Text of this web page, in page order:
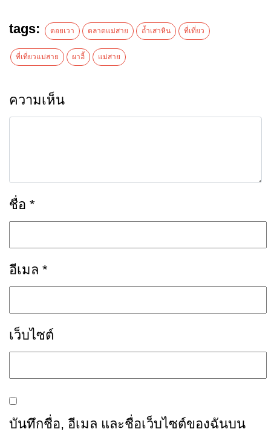
tags: ดอยเวา ตลาดแม่สาย ถ้ำเสาหิน ที่เที่ยว
ที่เที่ยวแม่สาย ผาฮี้ แม่สาย
ความเห็น
ชื่อ *
อีเมล *
เว็บไซต์
บันทึกชื่อ, อีเมล และชื่อเว็บไซต์ของฉันบน